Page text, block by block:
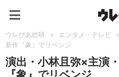
ウレぴあ総研 > エンタメ・テレビ >
新作『象』でリベンジ
演出・小林且弥×主演
『象』でリベンジ